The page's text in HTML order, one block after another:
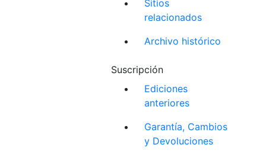
Sitios
relacionados
Archivo histórico
Suscripción
Ediciones
anteriores
Garantía, Cambios
y Devoluciones